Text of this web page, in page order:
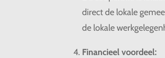
direct de lokale
de lokale
Financieel voordeel: